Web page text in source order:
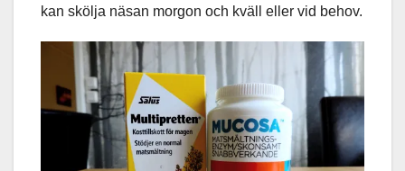
kan skölja näsan morgon och kväll eller vid behov.